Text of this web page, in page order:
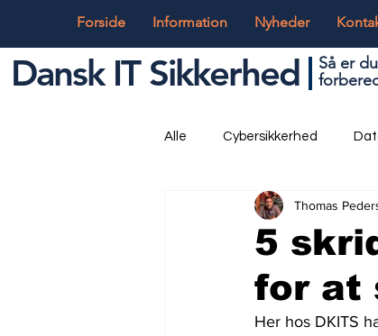
Forside Information Nyheder
Dansk IT Sikkerhed
Så er du
Alle Cybersikkerhed
Globalt og Digitalt IT og
5
for at
Thomas
Her hos DKITS